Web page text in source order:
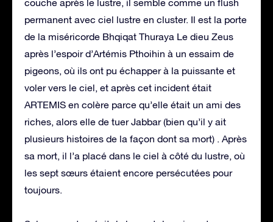
couche après le lustre, il semble comme un flush
permanent avec ciel lustre en cluster. Il est la porte
de la miséricorde Bhqiqat Thuraya Le dieu Zeus
après l’espoir d’Artémis Pthoihin à un essaim de
pigeons, où ils ont pu échapper à la puissante et
voler vers le ciel, et après cet incident était
ARTEMIS en colère parce qu’elle était un ami des
riches, alors elle de tuer Jabbar (bien qu’il y ait
plusieurs histoires de la façon dont sa mort) . Après
sa mort, il l’a placé dans le ciel à côté du lustre, où
les sept sœurs étaient encore persécutées pour
toujours.